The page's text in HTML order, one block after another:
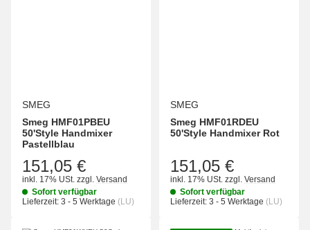
SMEG
Smeg HMF01PBEU
50'Style Handmixer
Pastellblau
151,05 €
inkl. 17% USt. zzgl. Versand
Sofort verfügbar
Lieferzeit: 3 - 5 Werktage (LU)
SMEG
Smeg HMF01RDEU
50'Style Handmixer Rot
151,05 €
inkl. 17% USt. zzgl. Versand
Sofort verfügbar
Lieferzeit: 3 - 5 Werktage (LU)